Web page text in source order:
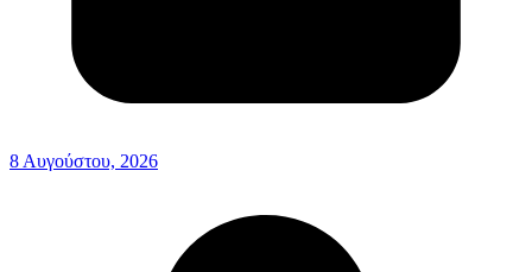
8 Αυγούστου, 2026